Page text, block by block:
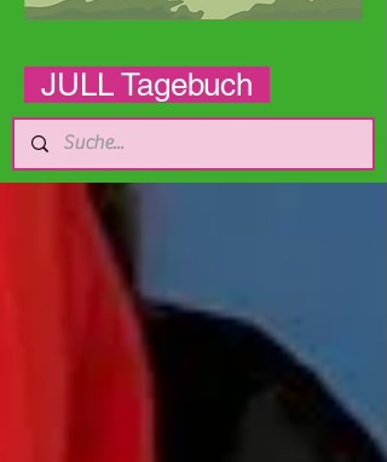
JULL Tagebuch